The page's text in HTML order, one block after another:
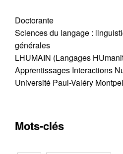
Doctorante
Sciences du langage :
générales
LHUMAIN (Langages
Apprentissages Interactions
Université Paul-Valéry
Mots-clés